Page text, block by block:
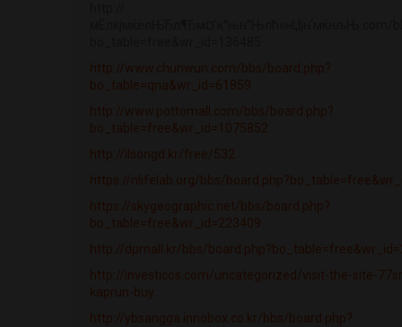
http://www.chunwun.com/bbs/board.php?
bo_table=qna&wr_id=61859
http://www.pottomall.com/bbs/board.php?
bo_table=free&wr_id=1075852
http://ilsongd.kr/free/532
https://nlifelab.org/bbs/
https://skygeographic.net/bbs/board.php?
bo_table=free&wr_id=223409
http://dpmall.kr/bbs/
http://investicos.com/uncategorized/visit-the-site-
kaprun-buy...
http://ybsangga.innobox.co.kr/bbs/board.php?